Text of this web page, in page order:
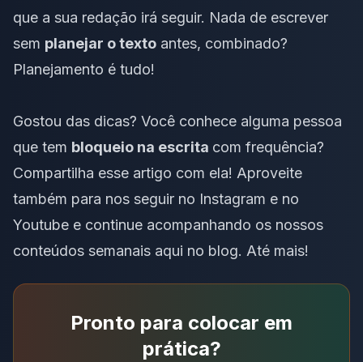
que a sua redação irá seguir. Nada de escrever
sem planejar o texto antes, combinado?
Planejamento é tudo!
Gostou das dicas? Você conhece alguma pessoa
que tem bloqueio na escrita com frequência?
Compartilha esse artigo com ela! Aproveite
também para nos seguir no Instagram e no
Youtube e continue acompanhando os nossos
conteúdos semanais aqui no blog. Até mais!
Pronto para colocar em
prática?